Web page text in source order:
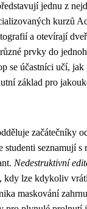
jednu z
kurzů
a otevírají
prvky do
se účastníci učí, jak
základ pro
začátečníky
studenti seznamují s
Nedestruktivní
lze kdykoliv
maskování